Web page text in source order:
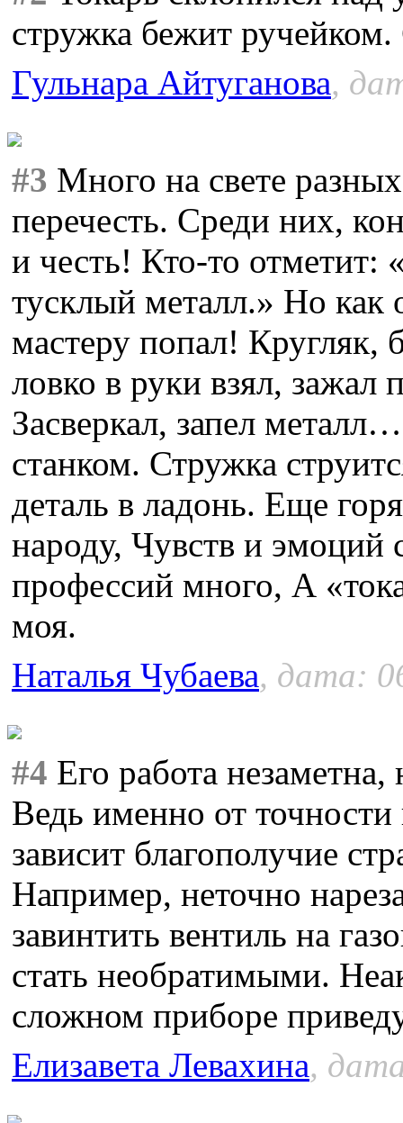
стружка бежит
Гульнара Айтуганова,
#3 Много на свете
перечесть. Среди них,
и честь! Кто-то
тусклый металл.» Но как
мастеру попал! Кругляк,
ловко в руки взял, зажал
Засверкал, запел
станком. Стружка
деталь в ладонь. Еще
народу, Чувств и эмоций
профессий много, А
моя.
Наталья Чубаева, дата:
#4 Его работа
Ведь именно от
зависит благополучие
Например, неточно
завинтить вентиль на
стать необратимыми.
сложном приборе
Елизавета Левахина,